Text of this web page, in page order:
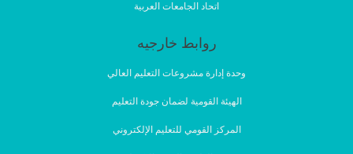
اتحاد الجامعات العربية
روابط خارجيه
وحدة إدارة مشروعات التعليم العالي
الهيئة القومية لضمان جودة التعليم
المركز القومي للتعليم الإلكتروني